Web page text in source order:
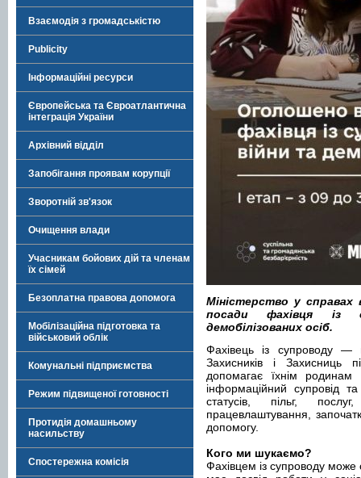
Взаємодія з громадськістю
Publicity
Інформаційні ресурси
Європейська та Євроатлантична
інтеграція України
Архівний відділ
Запобігання проявам корупції
Зворотній зв'язок
Очищення влади
Учасникам бойових дій та членам
їх сімей
Безоплатна правова допомога
Мобілізаційна підготовка та
військовий облік
Комунальні підприємства
Режим підвищеної готовності
Протидія домашньому
насильству
Спостережна комісія
Міністерство у справах
посади фахівця із
демобілізованих осіб.
Фахівець із супроводу
Захисників і Захисниць
допомагає їхнім родинам
інформаційний супровід
статусів, пільг,
працевлаштування,
допомогу.
Кого ми шукаємо?
Фахівцем із супроводу